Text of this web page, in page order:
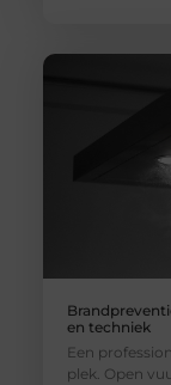
en techniek
Een
plek. Open